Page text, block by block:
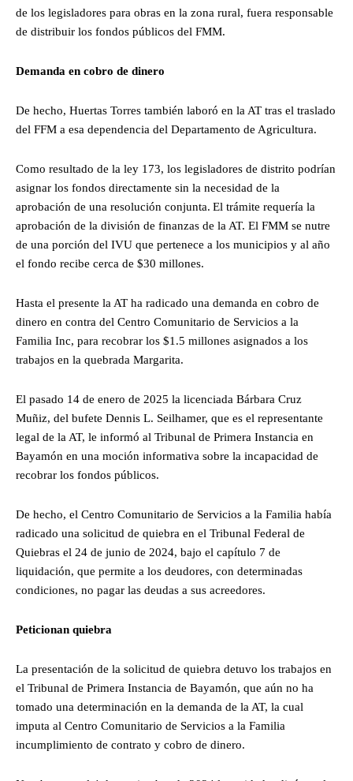
de los legisladores para obras en la zona rural, fuera responsable
de distribuir los fondos públicos del FMM.
Demanda en cobro de dinero
De hecho, Huertas Torres también laboró en la AT tras el traslado
del FFM a esa dependencia del Departamento de Agricultura.
Como resultado de la ley 173, los legisladores de distrito podrían
asignar los fondos directamente sin la necesidad de la
aprobación de una resolución conjunta. El trámite requería la
aprobación de la división de finanzas de la AT. El FMM se nutre
de una porción del IVU que pertenece a los municipios y al año
el fondo recibe cerca de $30 millones.
Hasta el presente la AT ha radicado una demanda en cobro de
dinero en contra del Centro Comunitario de Servicios a la
Familia Inc, para recobrar los $1.5 millones asignados a los
trabajos en la quebrada Margarita.
El pasado 14 de enero de 2025 la licenciada Bárbara Cruz
Muñiz, del bufete Dennis L. Seilhamer, que es el representante
legal de la AT, le informó al Tribunal de Primera Instancia en
Bayamón en una moción informativa sobre la incapacidad de
recobrar los fondos públicos.
De hecho, el Centro Comunitario de Servicios a la Familia había
radicado una solicitud de quiebra en el Tribunal Federal de
Quiebras el 24 de junio de 2024, bajo el capítulo 7 de
liquidación, que permite a los deudores, con determinadas
condiciones, no pagar las deudas a sus acreedores.
Peticionan quiebra
La presentación de la solicitud de quiebra detuvo los trabajos en
el Tribunal de Primera Instancia de Bayamón, que aún no ha
tomado una determinación en la demanda de la AT, la cual
imputa al Centro Comunitario de Servicios a la Familia
incumplimiento de contrato y cobro de dinero.